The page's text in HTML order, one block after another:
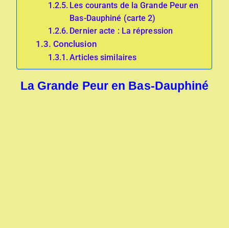
Les courants de la Grande Peur en
Bas-Dauphiné (carte 2)
Dernier acte : La répression
Conclusion
Articles similaires
La Grande Peur en Bas-Dauphiné